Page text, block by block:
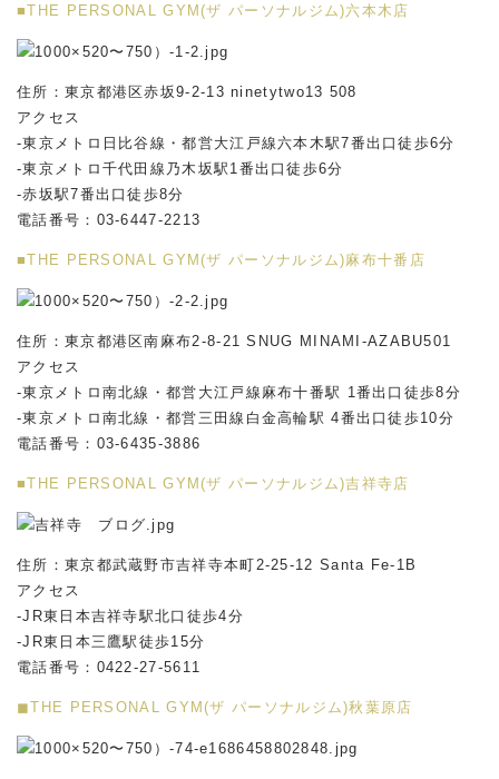
■THE PERSONAL GYM(ザ パーソナルジム)六本木店
住所：東京都港区赤坂9-2-13 ninetytwo13 508
アクセス
-東京メトロ日比谷線・都営大江戸線六本木駅7番出口徒歩6分
-東京メトロ千代田線乃木坂駅1番出口徒歩6分
-赤坂駅7番出口徒歩8分
電話番号：03-6447-2213
■THE PERSONAL GYM(ザ パーソナルジム)麻布十番店
住所：東京都港区南麻布2-8-21 SNUG MINAMI-AZABU501
アクセス
-東京メトロ南北線・都営大江戸線麻布十番駅 1番出口徒歩8分
-東京メトロ南北線・都営三田線白金高輪駅 4番出口徒歩10分
電話番号：03-6435-3886
■THE PERSONAL GYM(ザ パーソナルジム)吉祥寺店
住所：東京都武蔵野市吉祥寺本町2-25-12 Santa Fe-1B
アクセス
-JR東日本吉祥寺駅北口徒歩4分
-JR東日本三鷹駅徒歩15分
電話番号：0422-27-5611
◼︎THE PERSONAL GYM(ザ パーソナルジム)秋葉原店